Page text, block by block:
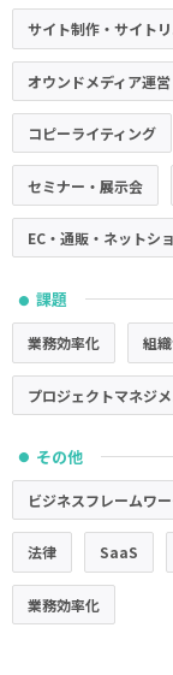
サイト制作・サイト
オウンドメディア運営
コピーライティング
セミナー・展示会
EC・通販・ネットシ
● 課題
業務効率化 組
プロジェクトマネジ
● その他
ビジネスフレームワ
法律 SaaS
業務効率化